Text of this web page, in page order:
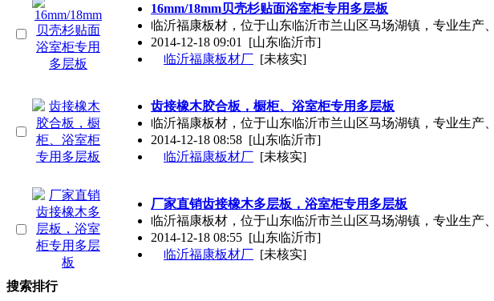
16mm/18mm贝壳杉贴面浴室柜专用多层板
临沂福康板材，位于山东临沂市兰山区马场湖镇，专业生
2014-12-18 09:01 [山东临沂市]
临沂福康板材厂 [未核实]
齿接橡木胶合板，橱柜、浴室柜专用多层板
临沂福康板材，位于山东临沂市兰山区马场湖镇，专业生
2014-12-18 08:58 [山东临沂市]
临沂福康板材厂 [未核实]
厂家直销齿接橡木多层板，浴室柜专用多层板
临沂福康板材，位于山东临沂市兰山区马场湖镇，专业生
2014-12-18 08:55 [山东临沂市]
临沂福康板材厂 [未核实]
搜索排行